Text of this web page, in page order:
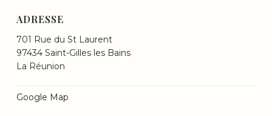
ADRESSE
701 Rue du St Laurent
97434 Saint-Gilles les Bains
La Réunion
Google Map